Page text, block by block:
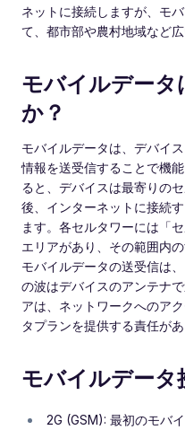
ネットに接続しますが、モ
て、都市部や農村地域など
モバイルデータ
か？
モバイルデータは、デバイ
情報を送受信することで機
ると、デバイスは最寄りの
後、インターネットに接続
ます。各セルタワーには「
エリアがあり、その範囲内
モバイルデータの送受信は
の波はデバイスのアンテナ
アは、ネットワークへのア
タプランを提供する責任があ
モバイルデータ
2G (GSM): 最初のモバ